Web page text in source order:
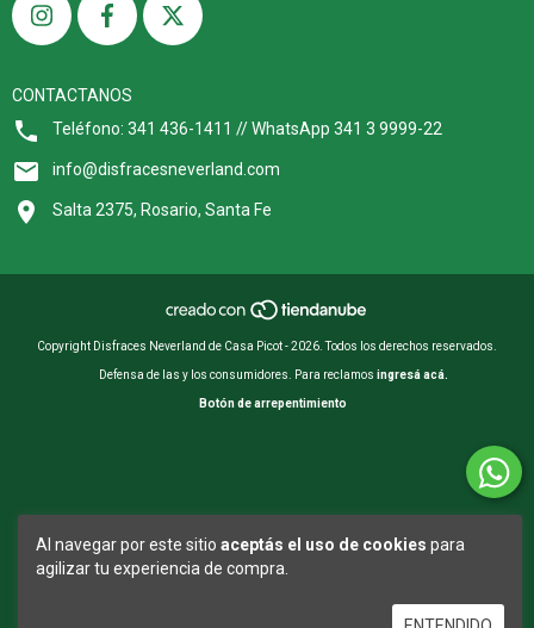
Al navegar por este sitio aceptás el uso de cookies para
agilizar tu experiencia de compra.
CONTACTANOS
Teléfono: 341 436-1411 // WhatsApp 341 3 9999-22
info@disfracesneverland.com
Salta 2375, Rosario, Santa Fe
Copyright Disfraces Neverland de Casa Picot - 2026. Todos los derechos reservados.
Defensa de las y los consumidores. Para reclamos ingresá acá.
Botón de arrepentimiento